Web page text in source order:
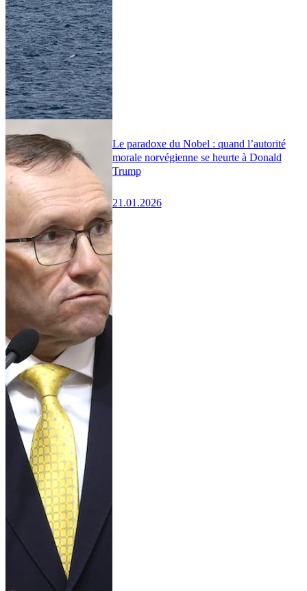
Le paradoxe du Nobel : quand l’autorité
morale norvégienne se heurte à Donald
Trump
21.01.2026